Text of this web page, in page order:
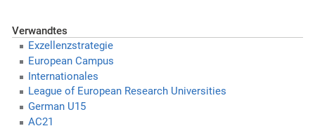
Verwandtes
Exzellenzstrategie
European Campus
Internationales
League of European Research Universities
German U15
AC21